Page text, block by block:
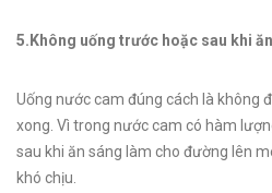
5.Không uống trước hoặc sau khi ăn
Uống nước cam đúng cách là không
xong. Vì trong nước cam có hàm
sau khi ăn sáng làm cho đường lên
khó chịu.